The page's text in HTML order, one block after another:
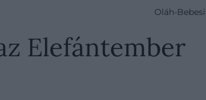
Oláh-
Elefántember